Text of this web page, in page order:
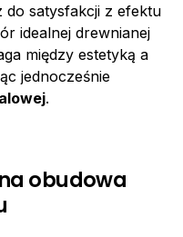
do satysfakcji z efektu
idealnej drewnianej
między estetyką a
jednocześnie
.
obudowa